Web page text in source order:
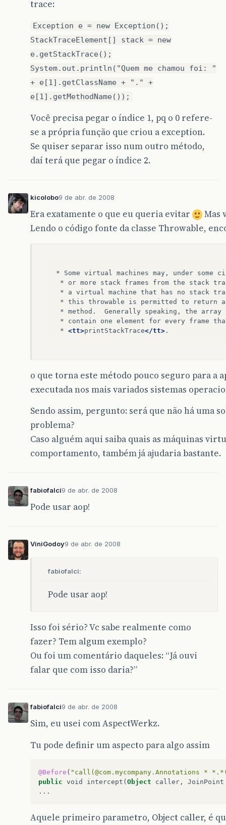
trace:
Exception e = new Exception();
StackTraceElement[] stack = new
e.getStackTrace();
System.out.println("Quem me chamou foi: "
+ e[1].getClassName + "." +
e[1].getMethodName());
Você precisa pegar o índice 1, pq o 0 refere-
se a própria função que criou a exception.
Se quiser separar isso num outro método,
daí terá que pegar o índice 2.
kicolobo9 de abr. de 2008
Era exatamente o que eu queria evitar
Mas
Lendo o código fonte da classe Throwable,
* Some virtual machines may, under some
*
or more stack frames from the stack
*
a virtual machine that has no stack
* this throwable is permitted to return
a
* method. Generally speaking, the array
*
contain one element for every frame
* <tt>printStackTrace</tt>
o que torna este método pouco seguro para a
executada nos mais variados sistemas
Sendo assim, pergunto: será que não há uma
problema?
Caso alguém aqui saiba quais as máquinas
comportamento, também já ajudaria bastante.
fabiofalci9 de abr. de 2008
Pode usar aop!
ViniGodoy9 de abr. de 2008
fabiofalci:
Pode usar aop!
Isso foi sério? Vc sabe realmente como
fazer? Tem algum exemplo?
Ou foi um comentário daqueles: “Já ouvi
falar que com isso daria?”
fabiofalci9 de abr. de 2008
Sim, eu usei com AspectWerkz.
Tu pode definir um aspecto para algo assim
@Before ( "call(@com.mycompany.Annotations
public void intercept ( Object caller ,
JoinPoint
...
Aquele primeiro parametro, Object caller, é